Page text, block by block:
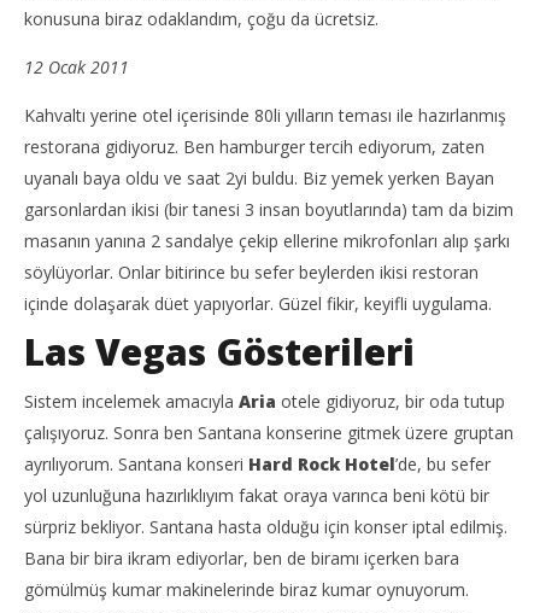
NOW VIEWING
Limuzinler Şehri Las Vegas – 3 – Las Vegas
Gösterileri
12
2011
TheGutan
konusuna biraz odaklandım, çoğu da ücretsiz.
12 Ocak 2011
Kahvaltı yerine otel içerisinde 80li yılların teması ile hazırlanmış
restorana gidiyoruz. Ben hamburger tercih ediyorum, zaten
uyanalı baya oldu ve saat 2yi buldu. Biz yemek yerken Bayan
garsonlardan ikisi (bir tanesi 3 insan boyutlarında) tam da bizim
masanın yanına 2 sandalye çekip ellerine mikrofonları alıp şarkı
söylüyorlar. Onlar bitirince bu sefer beylerden ikisi restoran
içinde dolaşarak düet yapıyorlar. Güzel fikir, keyifli uygulama.
Las Vegas Gösterileri
Sistem incelemek amacıyla Aria otele gidiyoruz, bir oda tutup
çalışıyoruz. Sonra ben Santana konserine gitmek üzere gruptan
ayrılıyorum. Santana konseri Hard Rock Hotel’de, bu sefer
yol uzunluğuna hazırlıklıyım fakat oraya varınca beni kötü bir
sürpriz bekliyor. Santana hasta olduğu için konser iptal edilmiş.
Bana bir bira ikram ediyorlar, ben de biramı içerken bara
gömülmüş kumar makinelerinde biraz kumar oynuyorum.